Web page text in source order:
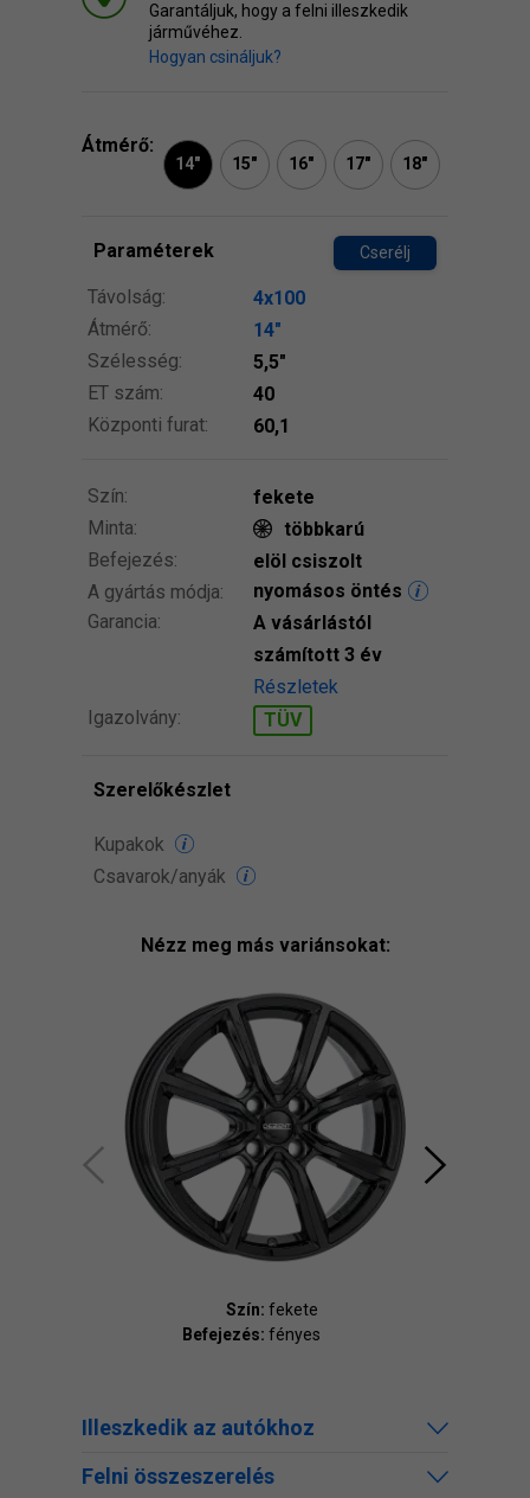
Garantáljuk, hogy a felni illeszkedik
járművéhez.
Hogyan csináljuk?
Átmérő:
14" 15" 16" 17" 18"
Paraméterek Cserélj
Távolság:
4x100
Átmérő:
14″
Szélesség:
5,5″
ET szám:
40
Központi furat:
60,1
Szín:
fekete
Minta:
többkarú
Befejezés:
elöl csiszolt
A gyártás módja:
nyomásos öntés
Garancia:
A vásárlástól
számított 3 év
Részletek
Igazolvány:
TÜV
Szerelőkészlet
Kupakok
Csavarok/anyák
Nézz meg más variánsokat:
Szín: fekete
Befejezés: fényes
Illeszkedik az autókhoz
Felni összeszerelés